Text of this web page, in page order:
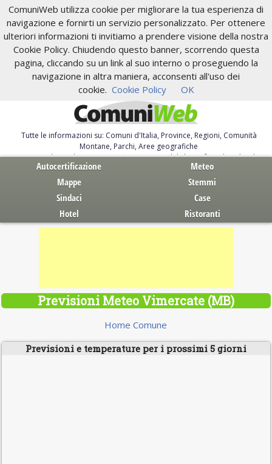
ComuniWeb utilizza cookie per migliorare la tua esperienza di
navigazione e fornirti un servizio personalizzato. Per ottenere
ulteriori informazioni ti invitiamo a prendere visione della nostra
Cookie Policy. Chiudendo questo banner, scorrendo questa
pagina, cliccando su un link al suo interno o proseguendo la
navigazione in altra maniera, acconsenti all'uso dei
cookie. Cookie Policy OK
Tutte le informazioni su: Comuni d'Italia, Province, Regioni, Comunità
Montane, Parchi, Aree geografiche
Servizi al Cittadino. Autocertificazione, moduli, leggi, free download
Autocertificazione
Meteo
Mappe
Stemmi
Sindaci
Case
Hotel
Ristoranti
Previsioni Meteo Vimercate (MB)
Home Comune
Previsioni e temperature per i prossimi 5 giorni